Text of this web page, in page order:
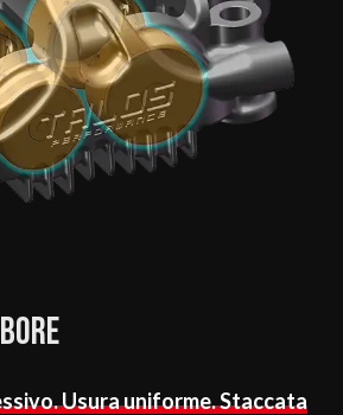
Usura uniforme. Staccata